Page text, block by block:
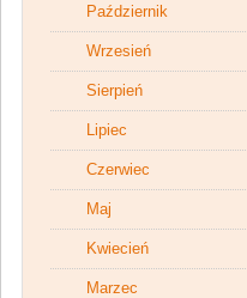
Październik
Wrzesień
Sierpień
Lipiec
Czerwiec
Maj
Kwiecień
Marzec